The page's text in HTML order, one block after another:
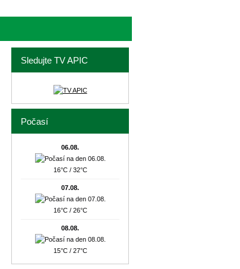
Sledujte TV APIC
Počasí
06.08.
16°C / 32°C
07.08.
16°C / 26°C
08.08.
15°C / 27°C